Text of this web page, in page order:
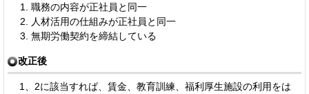
職務の内容が正社員と同一
人材活用の仕組みが正社員と同一
無期労働契約を締結している
改正後
1、2に該当すれば、賃金、教育訓練、福利厚生施設の利用をは